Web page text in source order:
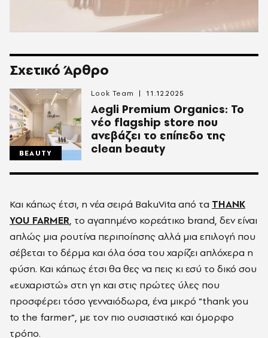
Σχετικό Άρθρο
BEAUTY
Aegli Premium Organics: Το
νέο flagship store που
ανεβάζει το επίπεδο της
clean beauty
Look Team 11.12.2025
Και κάπως έτσι, η νέα σειρά BakuVita από τα THANK
YOU FARMER, το αγαπημένο κορεάτικο brand, δεν είναι
απλώς μια ρουτίνα περιποίησης αλλά μια επιλογή που
σέβεται το δέρμα και όλα όσα του χαρίζει απλόχερα η
φύση. Και κάπως έτσι θα θες να πεις κι εσύ το δικό σου
«ευχαριστώ» στη γη και στις πρώτες ύλες που
προσφέρει τόσο γενναιόδωρα, ένα μικρό “thank you
to the farmer”, με τον πιο ουσιαστικό και όμορφο
τρόπο.